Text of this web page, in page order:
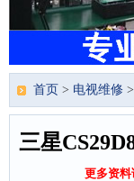
首页 > 电视维修 >
三星
更多资料